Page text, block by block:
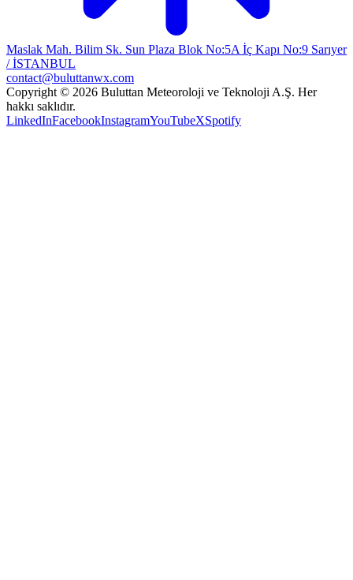
Maslak Mah. Bilim Sk. Sun Plaza Blok No:5A İç Kapı No:9 Sarıyer
/ İSTANBUL
contact@buluttanwx.com
Copyright © 2026 Buluttan Meteoroloji ve Teknoloji A.Ş. Her
hakkı saklıdır.
LinkedInFacebookInstagramYouTubeXSpotify